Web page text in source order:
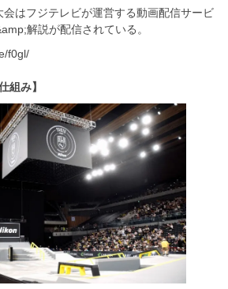
会はフジテレビが運営する動画配信サービ
解説が配信されている。
f0gl/
組み】